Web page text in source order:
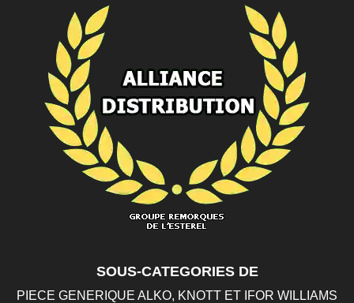
SOUS-CATEGORIES DE
PIECE GENERIQUE ALKO, KNOTT ET IFOR WILLIAMS